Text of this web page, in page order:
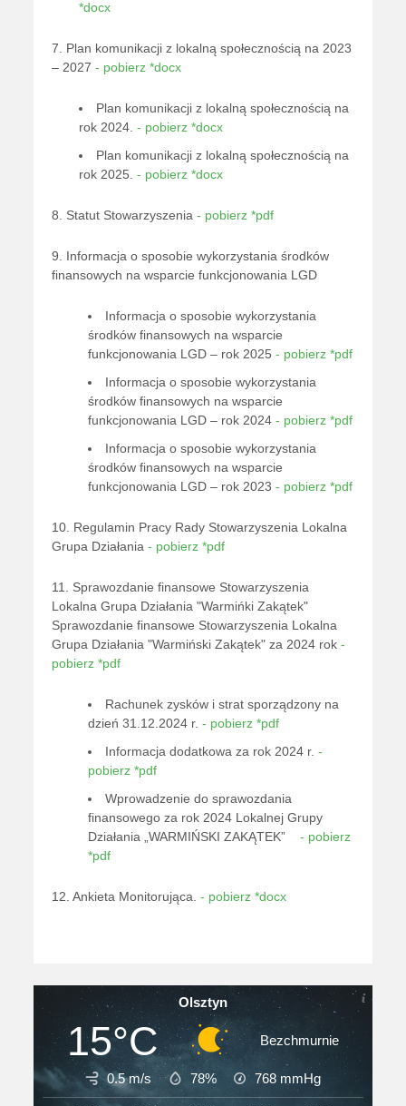
*docx
7. Plan komunikacji z lokalną społecznością na 2023
– 2027- pobierz *docx
Plan komunikacji z lokalną społecznością na
rok 2024.- pobierz *docx
Plan komunikacji z lokalną społecznością na
rok 2025.- pobierz *docx
8. Statut Stowarzyszenia- pobierz *pdf
9. Informacja o sposobie wykorzystania środków
finansowych na wsparcie funkcjonowania LGD
Informacja o sposobie wykorzystania
środków finansowych na wsparcie
funkcjonowania LGD – rok 2025- pobierz *pdf
Informacja o sposobie wykorzystania
środków finansowych na wsparcie
funkcjonowania LGD – rok 2024- pobierz *pdf
Informacja o sposobie wykorzystania
środków finansowych na wsparcie
funkcjonowania LGD – rok 2023- pobierz *pdf
10. Regulamin Pracy Rady Stowarzyszenia Lokalna
Grupa Działania- pobierz *pdf
11. Sprawozdanie finansowe Stowarzyszenia
Lokalna Grupa Działania "Warmińki Zakątek"
Sprawozdanie finansowe Stowarzyszenia Lokalna
Grupa Działania "Warmiński Zakątek" za 2024 rok-
pobierz *pdf
Rachunek zysków i strat sporządzony na
dzień 31.12.2024 r.- pobierz *pdf
Informacja dodatkowa za rok 2024 r.-
pobierz *pdf
Wprowadzenie do sprawozdania
finansowego za rok 2024 Lokalnej Grupy
Działania „WARMIŃSKI ZAKĄTEK”- pobierz
*pdf
12. Ankieta Monitorująca.- pobierz *docx
Olsztyn
15°C Bezchmurnie
0.5 m/s 78% 768 mmHg